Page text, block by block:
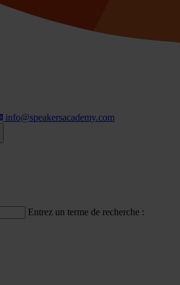
info@speakersacademy.com
Entrez un terme de recherche :